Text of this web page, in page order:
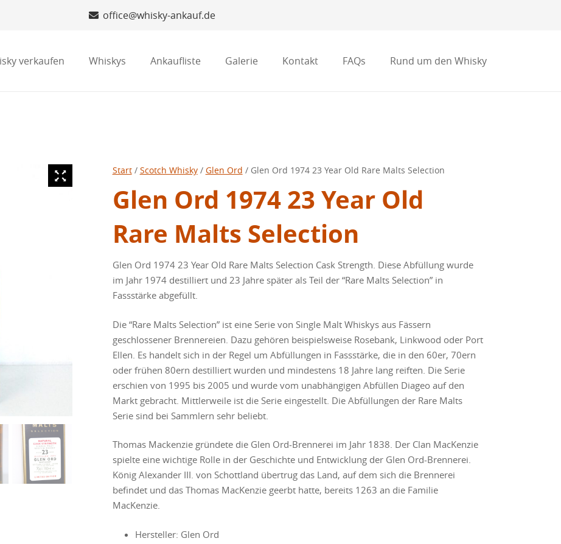
office@whisky-ankauf.de
verkaufen Whiskys Ankaufliste Galerie Kontakt FAQs Rund um den Whisky
Start/ Scotch Whisky/ Glen Ord / Glen Ord 1974 23 Year Old Rare Malts Selection
Glen Ord 1974 23 Year Old
Rare Malts Selection
Glen Ord 1974 23 Year Old Rare Malts Selection Cask Strength. Diese Abfüllung wurde
im Jahr 1974 destilliert und 23 Jahre später als Teil der “Rare Malts Selection” in
Fassstärke abgefüllt.
Die “Rare Malts Selection” ist eine Serie von Single Malt Whiskys aus Fässern
geschlossener Brennereien. Dazu gehören beispielsweise Rosebank, Linkwood oder Port
Ellen. Es handelt sich in der Regel um Abfüllungen in Fassstärke, die in den 60er, 70ern
oder frühen 80ern destilliert wurden und mindestens 18 Jahre lang reiften. Die Serie
erschien von 1995 bis 2005 und wurde vom unabhängigen Abfüllen Diageo auf den
Markt gebracht. Mittlerweile ist die Serie eingestellt. Die Abfüllungen der Rare Malts
Serie sind bei Sammlern sehr beliebt.
Thomas Mackenzie gründete die Glen Ord-Brennerei im Jahr 1838. Der Clan MacKenzie
spielte eine wichtige Rolle in der Geschichte und Entwicklung der Glen Ord-Brennerei.
König Alexander III. von Schottland übertrug das Land, auf dem sich die Brennerei
befindet und das Thomas MacKenzie geerbt hatte, bereits 1263 an die Familie
MacKenzie.
Hersteller: Glen Ord